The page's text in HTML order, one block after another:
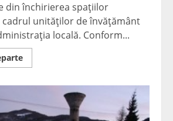
din închirierea spaţiilor
cadrul unităţilor de învăţământ
locală. Conform...
Read
more
cu
50%